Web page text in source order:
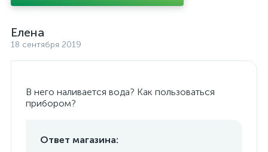
Елена
18 сентября 2019
В него наливается вода? Как пользоваться
прибором?
Ответ магазина: